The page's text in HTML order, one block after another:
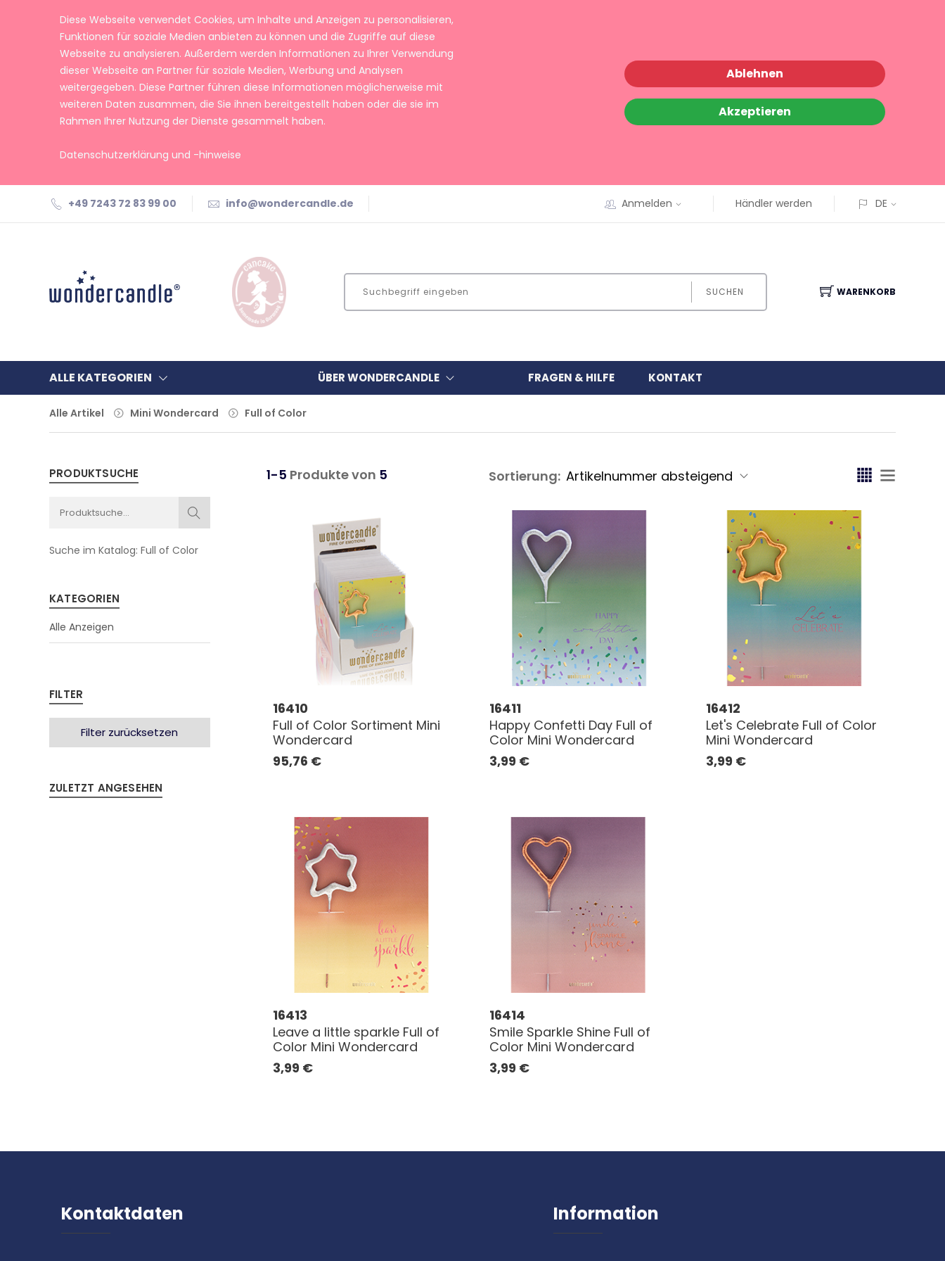
Diese Webseite verwendet Cookies, um Inhalte und Anzeigen zu personalisieren,
Funktionen für soziale Medien anbieten zu können und die Zugriffe auf diese
Webseite zu analysieren. Außerdem werden Informationen zu Ihrer Verwendung
dieser Webseite an Partner für soziale Medien, Werbung und Analysen
weitergegeben. Diese Partner führen diese Informationen möglicherweise mit
weiteren Daten zusammen, die Sie ihnen bereitgestellt haben oder die sie im
Rahmen Ihrer Nutzung der Dienste gesammelt haben.
Datenschutzerklärung und -hinweise
Ablehnen
Akzeptieren
+49 7243 72 83 99 00 info@wondercandle.de Anmelden Händler werden DE
SUCHEN WARENKORB
ALLE KATEGORIEN ÜBER WONDERCANDLE FRAGEN & HILFE KONTAKT
Alle Artikel Mini Wondercard Full of Color
PRODUKTSUCHE
Suche im Katalog: Full of Color
KATEGORIEN
Alle Anzeigen
FILTER
Filter zurücksetzen
ZULETZT ANGESEHEN
1-5 Produkte von 5 Sortierung:
16410
Full of Color Sortiment Mini
Wondercard
95,76 €
16411
Happy Confetti Day Full of
Color Mini Wondercard
3,99 €
16412
Let's Celebrate Full of Color
Mini Wondercard
3,99 €
16413
Leave a little sparkle Full of
Color Mini Wondercard
3,99 €
16414
Smile Sparkle Shine Full of
Color Mini Wondercard
3,99 €
Kontaktdaten Information